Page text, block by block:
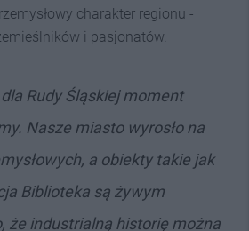
charakter regionu -
i pasjonatów.
Rudy Śląskiej moment
Nasze miasto wyrosło na
a obiekty takie jak
Biblioteka są żywym
że industrialną historię można